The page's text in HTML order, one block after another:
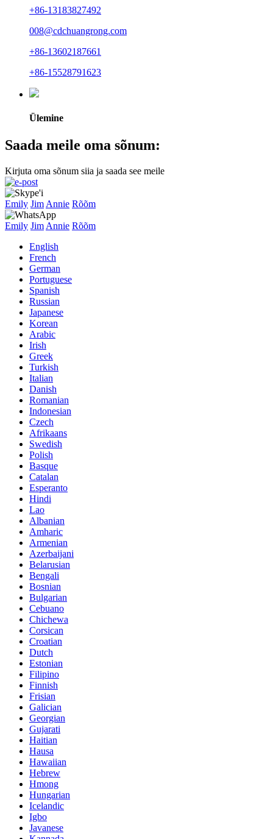
+86-13183827492
008@cdchuangrong.com
+86-13602187661
+86-15528791623
Ülemine
Saada meile oma sõnum:
Kirjuta oma sõnum siia ja saada see meile
Emily Jim Annie Rõõm
Emily Jim Annie Rõõm
English
French
German
Portuguese
Spanish
Russian
Japanese
Korean
Arabic
Irish
Greek
Turkish
Italian
Danish
Romanian
Indonesian
Czech
Afrikaans
Swedish
Polish
Basque
Catalan
Esperanto
Hindi
Lao
Albanian
Amharic
Armenian
Azerbaijani
Belarusian
Bengali
Bosnian
Bulgarian
Cebuano
Chichewa
Corsican
Croatian
Dutch
Estonian
Filipino
Finnish
Frisian
Galician
Georgian
Gujarati
Haitian
Hausa
Hawaiian
Hebrew
Hmong
Hungarian
Icelandic
Igbo
Javanese